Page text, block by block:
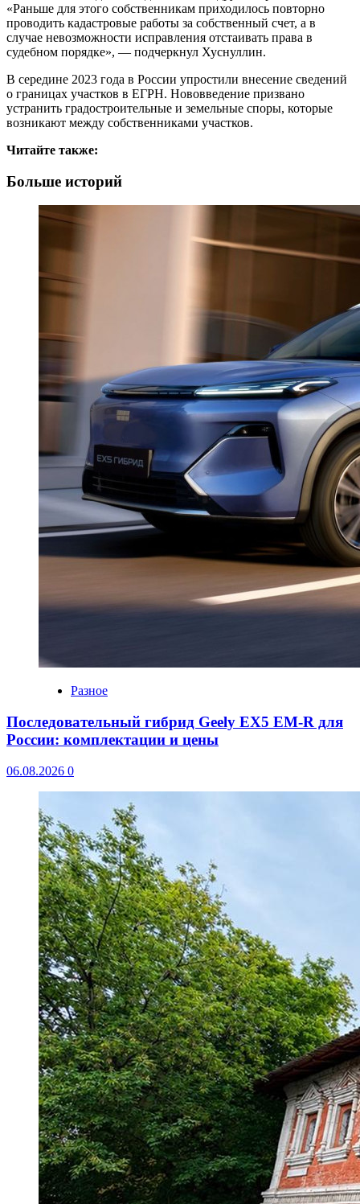
«Раньше для этого собственникам приходилось повторно
проводить кадастровые работы за собственный счет, а в
случае невозможности исправления отстаивать права в
судебном порядке», — подчеркнул Хуснуллин.
В середине 2023 года в России упростили внесение сведений
о границах участков в ЕГРН. Нововведение призвано
устранить градостроительные и земельные споры, которые
возникают между собственниками участков.
Читайте также:
Больше историй
Разное
Последовательный гибрид Geely EX5 EM-R для
России: комплектации и цены
06.08.2026 0